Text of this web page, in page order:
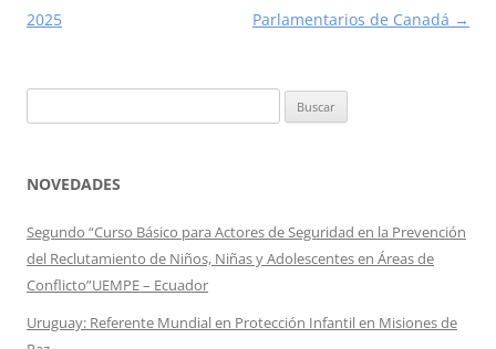
de
2025
Parlamentarios de Canadá →
NOVEDADES
Segundo “Curso Básico para Actores de Seguridad en la Prevención
del Reclutamiento de Niños, Niñas y Adolescentes en Áreas de
Conflicto”UEMPE – Ecuador
Uruguay: Referente Mundial en Protección Infantil en Misiones de